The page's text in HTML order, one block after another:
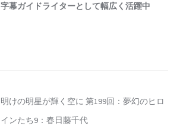
字幕ガイドライターとして幅広く活躍中
明けの明星が輝く空に 第199回：夢幻のヒロ
インたち9：春日藤千代